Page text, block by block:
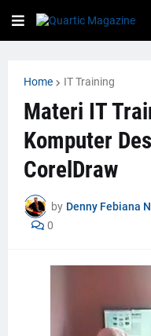
Home IT Training
Materi IT
Komputer
CorelDraw
by Denny Febiana
0